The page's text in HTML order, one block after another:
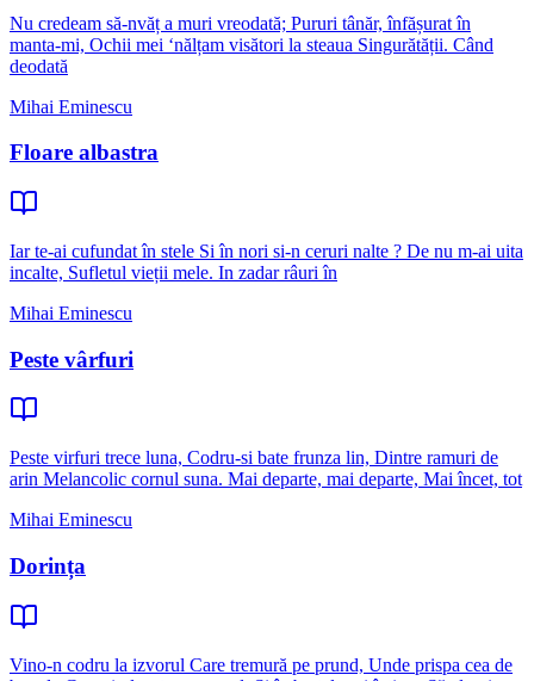
Nu credeam să-nvăț a muri vreodată; Pururi tânăr, înfășurat în
manta-mi, Ochii mei ‘nălțam visători la steaua Singurătății. Când
deodată
Mihai Eminescu
Floare albastra
Iar te-ai cufundat în stele Si în nori si-n ceruri nalte ? De nu m-ai uita
incalte, Sufletul vieții mele. In zadar râuri în
Mihai Eminescu
Peste vârfuri
Peste virfuri trece luna, Codru-si bate frunza lin, Dintre ramuri de
arin Melancolic cornul suna. Mai departe, mai departe, Mai încet, tot
Mihai Eminescu
Dorința
Vino-n codru la izvorul Care tremură pe prund, Unde prispa cea de